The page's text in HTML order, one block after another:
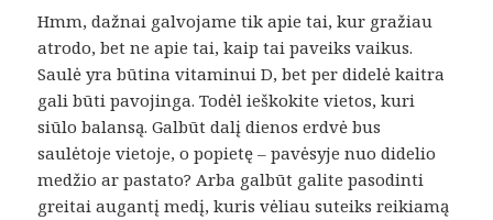
Hmm, dažnai galvojame tik apie tai, kur gražiau
atrodo, bet ne apie tai, kaip tai paveiks vaikus.
Saulė yra būtina vitaminui D, bet per didelė kaitra
gali būti pavojinga. Todėl ieškokite vietos, kuri
siūlo balansą. Galbūt dalį dienos erdvė bus
saulėtoje vietoje, o popietę – pavėsyje nuo didelio
medžio ar pastato? Arba galbūt galite pasodinti
greitai augantį medį, kuris vėliau suteiks reikiamą